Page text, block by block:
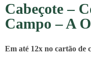
Cabeçote –
Campo – A
Em até 12x no cartão de